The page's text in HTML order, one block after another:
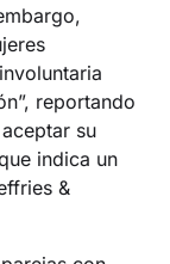
reportando
su
indica un
&